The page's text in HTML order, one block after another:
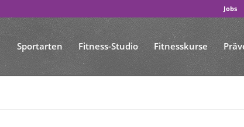
Jobs
Sportarten Fitness-Studio Fitnesskurse